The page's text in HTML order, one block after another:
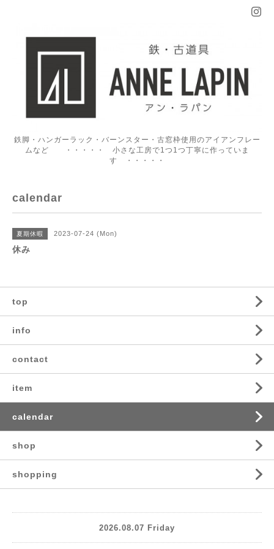
鉄脚・ハンガーラック・バーンスター・古窓枠使用のアイアンフレー
ムなど ・・・・・ 小さな工房で1つ1つ丁寧に作っていま
す ・・・・・
calendar
夏期休暇 2023-07-24 (Mon)
休み
top
info
contact
item
calendar
shop
shopping
2026.08.07 Friday